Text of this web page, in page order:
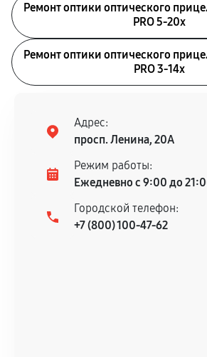
Ремонт оптики оптического
PRO 5-20x
Ремонт оптики оптического
PRO 3-14x
Адрес:
просп. Ленина, 20А
Режим работы:
Ежедневно с 9:00 до
Городской телефон:
+7 (800) 100-47-62